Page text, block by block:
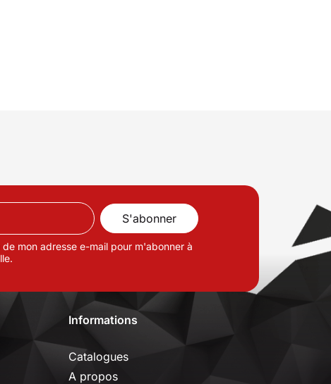
mon adresse e-mail pour m'abonner à
Informations
Catalogues
A propos